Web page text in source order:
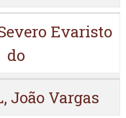
Evaristo
do
João Vargas